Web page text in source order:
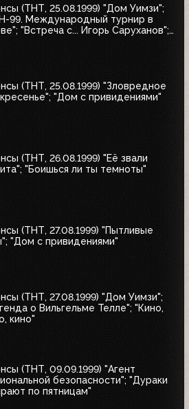
(ТНТ, 25.08.1999) "Дом Уимзи";
99. Международный турнир в
"Встреча с... Игорь Саруханов";
(ТНТ, 25.08.1999) "Зловредное
"Дом с привидениями"
(ТНТ, 26.08.1999) "Её звали
"Боишься ли ты темноты"
(ТНТ, 27.08.1999) "Пытливые
"Дом с привидениями"
(ТНТ, 27.08.1999) "Дом Уимзи";
о Вильгельме Телле"; "Кино,
кино"
(ТНТ, 09.09.1999) "Агент
безопасности"; "Дураки
по пятницам"